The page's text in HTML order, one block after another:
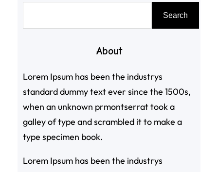
Search
About
Lorem Ipsum has been the industrys
standard dummy text ever since the 1500s,
when an unknown prmontserrat took a
galley of type and scrambled it to make a
type specimen book.
Lorem Ipsum has been the industrys